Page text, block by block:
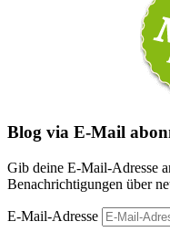
Blog via E-Mail
Gib deine E-Mail-Adresse
Benachrichtigungen über
E-Mail-Adresse